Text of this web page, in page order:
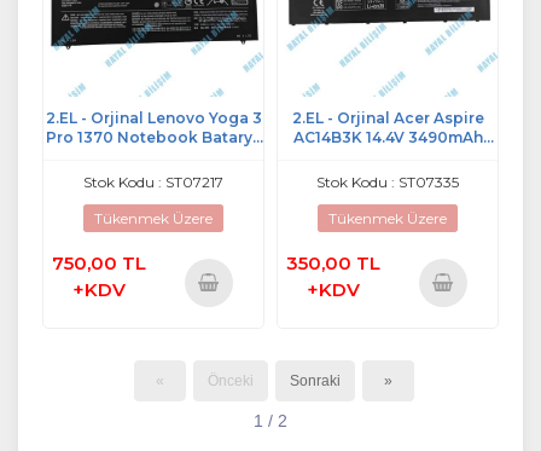
2.EL - Orjinal Lenovo Yoga 3
Pro 1370 Notebook Batarya
Stok Kodu : ST07217
Tükenmek Üzere
750,00 TL
+KDV
2.EL - Orjinal Acer Aspire
AC14B3K 14.4V 3490mAh
Stok Kodu : ST07335
Tükenmek Üzere
350,00 TL
+KDV
« Önceki Sonraki »
1 / 2